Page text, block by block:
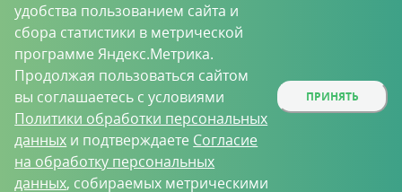
удобства пользованием сайта и
сбора статистики в метрической
программе Яндекс.Метрика.
Продолжая пользоваться сайтом
вы соглашаетесь с условиями
Политики обработки персональных
данных и подтверждаете Согласие
на обработку персональных
данных, собираемых метрическими
ПРИНЯТЬ